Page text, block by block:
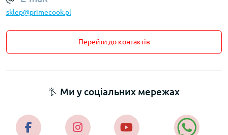
sklep@primecook.pl
Перейти до контактів
Ми у соціальних мережах